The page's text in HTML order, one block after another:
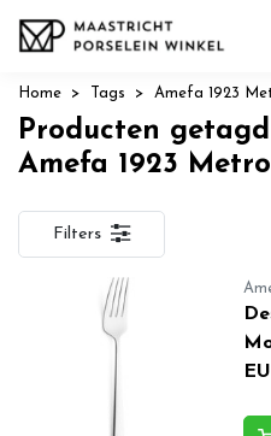
Home Tags Amefa 1923
Producten
Amefa 1923
Filters